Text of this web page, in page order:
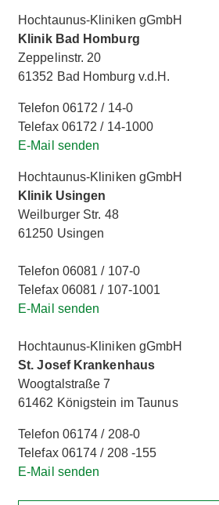
Hochtaunus-Kliniken gGmbH
Klinik Bad Homburg
Zeppelinstr. 20
61352 Bad Homburg v.d.H.
Telefon 06172 / 14-0
Telefax 06172 / 14-1000
E-Mail senden
Hochtaunus-Kliniken gGmbH
Klinik Usingen
Weilburger Str. 48
61250 Usingen
Telefon 06081 / 107-0
Telefax 06081 / 107-1001
E-Mail senden
Hochtaunus-Kliniken gGmbH
St. Josef Krankenhaus
Woogtalstraße 7
61462 Königstein im Taunus
Telefon 06174 / 208-0
Telefax 06174 / 208 -155
E-Mail senden